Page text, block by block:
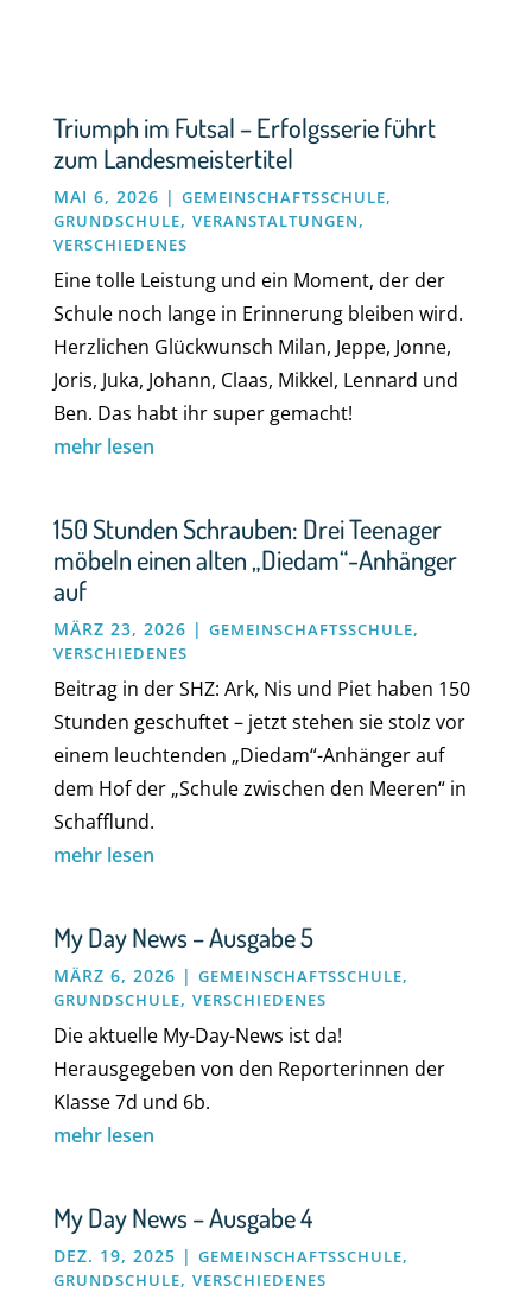
Triumph im Futsal – Erfolgsserie führt
zum Landesmeistertitel
MAI 6, 2026 | GEMEINSCHAFTSSCHULE,
GRUNDSCHULE, VERANSTALTUNGEN,
VERSCHIEDENES
Eine tolle Leistung und ein Moment, der der
Schule noch lange in Erinnerung bleiben wird.
Herzlichen Glückwunsch Milan, Jeppe, Jonne,
Joris, Juka, Johann, Claas, Mikkel, Lennard und
Ben. Das habt ihr super gemacht!
mehr lesen
150 Stunden Schrauben: Drei Teenager
möbeln einen alten „Diedam“-Anhänger
auf
MÄRZ 23, 2026 | GEMEINSCHAFTSSCHULE,
VERSCHIEDENES
Beitrag in der SHZ: Ark, Nis und Piet haben 150
Stunden geschuftet – jetzt stehen sie stolz vor
einem leuchtenden „Diedam“-Anhänger auf
dem Hof der „Schule zwischen den Meeren“ in
Schafflund.
mehr lesen
My Day News – Ausgabe 5
MÄRZ 6, 2026 | GEMEINSCHAFTSSCHULE,
GRUNDSCHULE, VERSCHIEDENES
Die aktuelle My-Day-News ist da!
Herausgegeben von den Reporterinnen der
Klasse 7d und 6b.
mehr lesen
My Day News – Ausgabe 4
DEZ. 19, 2025 | GEMEINSCHAFTSSCHULE,
GRUNDSCHULE, VERSCHIEDENES